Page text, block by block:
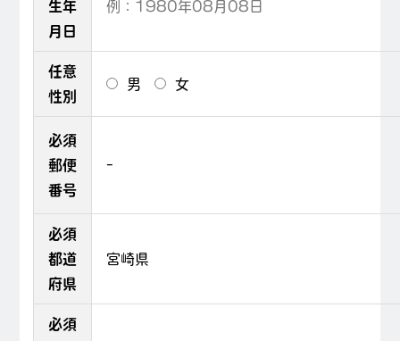
生年
月日
任意
性別
男 女
必須
郵便
番号
-
必須
都道
府県
必須